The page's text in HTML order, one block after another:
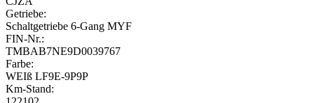
Getriebe:
Schaltgetriebe 6-Gang MYF
FIN-Nr.:
TMBAB7NE9D0039767
Farbe:
WEIß LF9E-9P9P
Km-Stand: